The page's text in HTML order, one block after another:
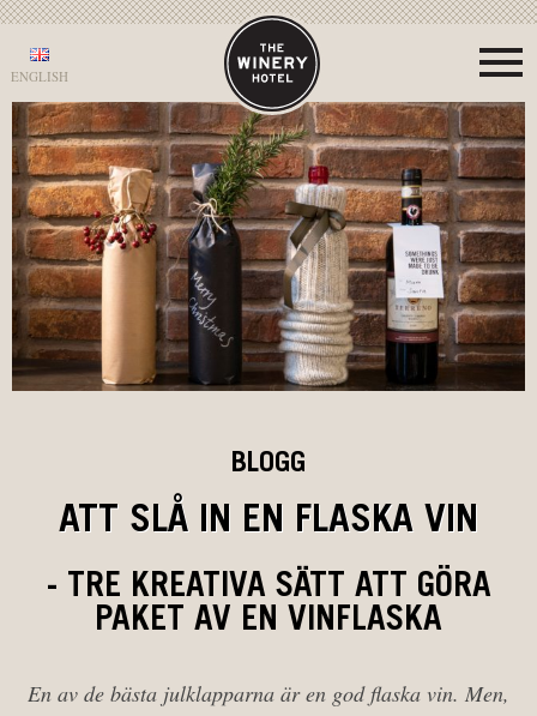
ENGLISH
BLOGG
ATT SLÅ IN EN FLASKA VIN
- TRE KREATIVA SÄTT ATT GÖRA
PAKET AV EN VINFLASKA
En av de bästa julklapparna är en god flaska vin. Men,